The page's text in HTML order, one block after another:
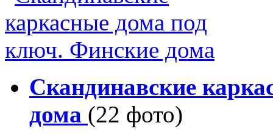
Скандинавские
дома (22 фото)